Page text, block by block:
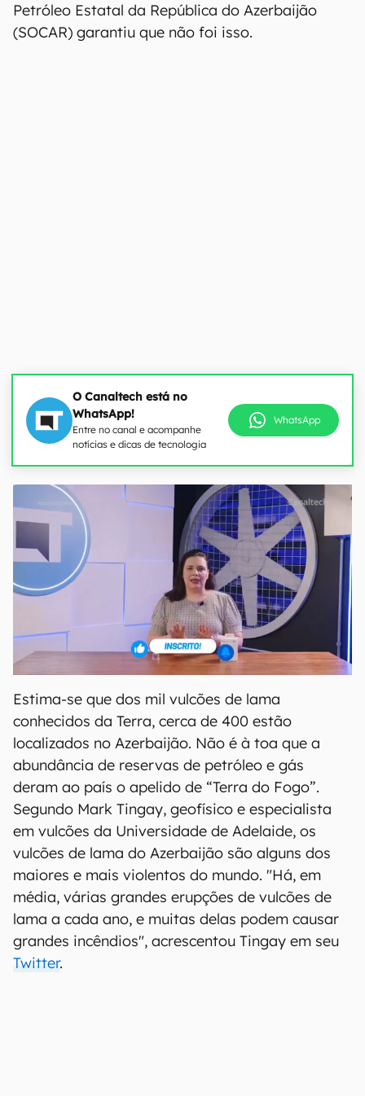
Petróleo Estatal da República do Azerbaijão
(SOCAR) garantiu que não foi isso.
O Canaltech está no
WhatsApp!
Entre no canal e acompanhe
notícias e dicas de tecnologia
WhatsApp
Estima-se que dos mil vulcões de lama
conhecidos da Terra, cerca de 400 estão
localizados no Azerbaijão. Não é à toa que a
abundância de reservas de petróleo e gás
deram ao país o apelido de “Terra do Fogo”.
Segundo Mark Tingay, geofísico e especialista
em vulcões da Universidade de Adelaide, os
vulcões de lama do Azerbaijão são alguns dos
maiores e mais violentos do mundo. "Há, em
média, várias grandes erupções de vulcões de
lama a cada ano, e muitas delas podem causar
grandes incêndios", acrescentou Tingay em seu
Twitter.